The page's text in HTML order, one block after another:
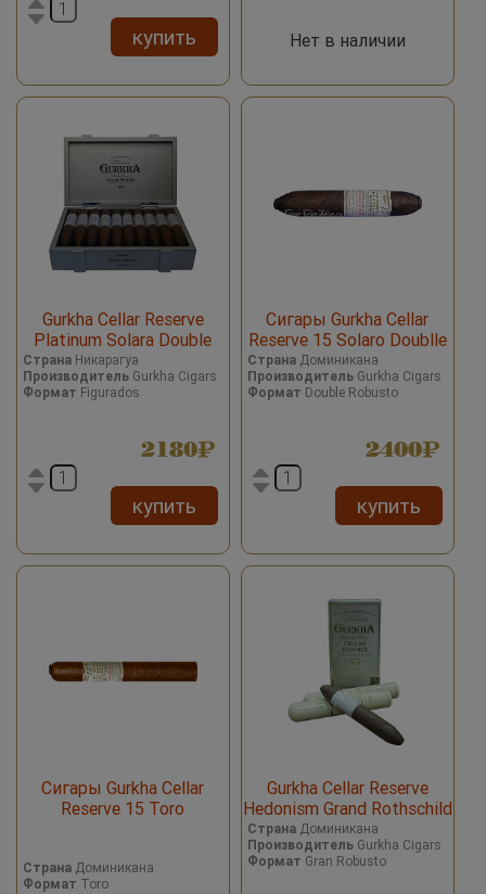
купить Нет в наличии
Gurkha Cellar Reserve
Platinum Solara Double
Robusto 12 Years
Страна Никарагуа
Производитель Gurkha Cigars
Формат Figurados
2180
купить
Сигары Gurkha Cellar
Reserve 15 Solaro Doublle
Robusto
СтранаДоминикана
ПроизводительGurkha Cigars
Формат Double Robusto
2400
купить
Сигары Gurkha Cellar
Reserve 15 Toro
Страна Доминикана
Формат Toro
Gurkha Cellar Reserve
Hedonism Grand Rothschild
15 Year Tubos
СтранаДоминикана
ПроизводительGurkha Cigars
Формат Gran Robusto